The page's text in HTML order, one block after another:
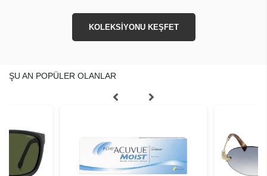
KOLEKSİYONU KEŞFET
ŞU AN POPÜLER OLANLAR